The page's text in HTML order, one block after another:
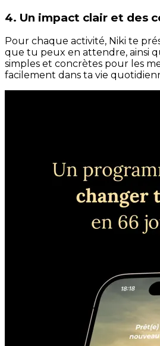
4. Un impact clair et des
Pour chaque activité, Niki te
que tu peux en attendre, ainsi
simples et concrètes pour les
facilement dans ta vie